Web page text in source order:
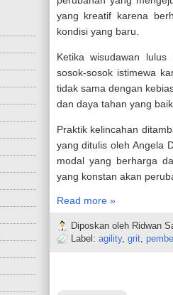
yang kreatif karena
kondisi yang baru.
Ketika wisudawan
sosok-sosok istimewa
tidak sama dengan
dan daya tahan yang
Praktik kelincahan
yang ditulis oleh Angela
modal yang berharga
yang konstan akan
Read more »
Diposkan oleh Ridwan
Label: agility, grit,